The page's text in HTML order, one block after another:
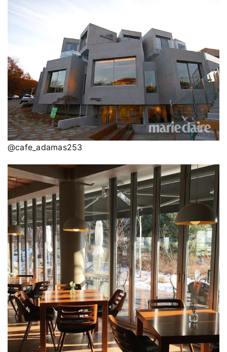
@cafe_adamas253